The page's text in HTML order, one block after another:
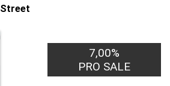
7,00%
PRO SALE